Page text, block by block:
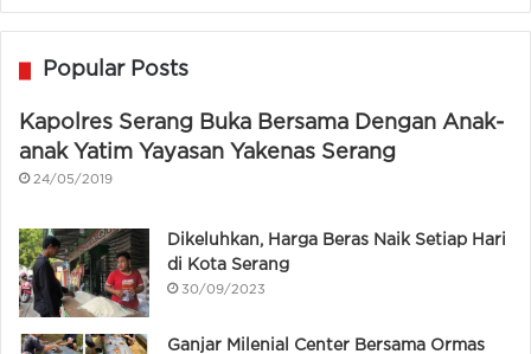
Popular Posts
Kapolres Serang Buka Bersama Dengan Anak-
anak Yatim Yayasan Yakenas Serang
24/05/2019
Dikeluhkan, Harga Beras Naik Setiap Hari
di Kota Serang
30/09/2023
Ganjar Milenial Center Bersama Ormas